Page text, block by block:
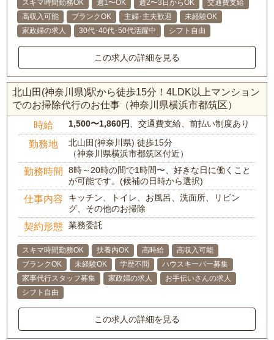
スキマ時間勤務OK 週1〜OK 週2〜3日からOK
交通費支給
高収入可能
ブランクOK 主婦･主夫歓迎
未経験OK
家政婦の求人
30代･40代･50代活躍中 シフト自由
この求人の詳細を見る
北山田(神奈川県)駅から徒歩15分！4LDK以上マンション
でのお掃除代行のお仕事（神奈川県横浜市都筑区）
時給 1,500〜1,860円、交通費支給、前払い制度あり
勤務地
北山田(神奈川県) 徒歩15分
（神奈川県横浜市都筑区付近）
勤務時間
8時～20時の間で1時間〜、好きな日に働くこと
が可能です。(候補の日時から選択)
仕事内容
キッチン、トイレ、お風呂、洗面所、リビン
グ、その他のお掃除
契約形態 業務委託
スキマ時間勤務OK 扶養内OK 高時給
高収入可能
ブランクOK
未経験OK 学歴不問
ハウスキーパー募集
家事代行スタッフ募集
家政婦の求人
お手伝いさんの求人
シフト自由
この求人の詳細を見る